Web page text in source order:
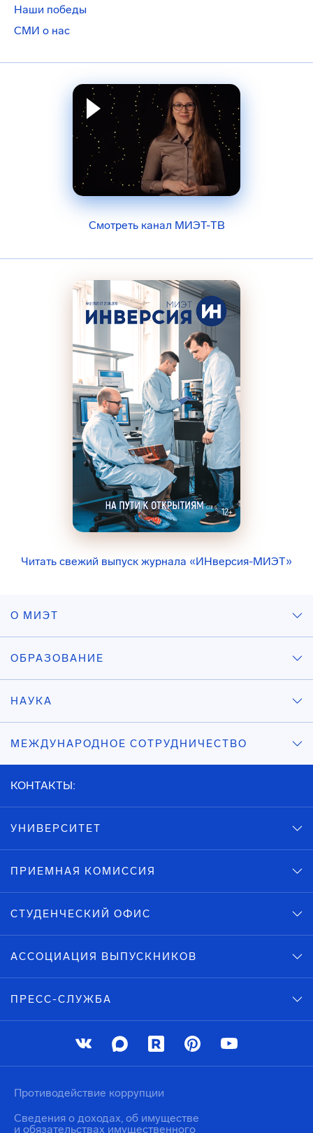
Наши победы
СМИ о нас
Смотреть канал МИЭТ-ТВ
Читать свежий выпуск журнала «ИНверсия-МИЭТ»
О МИЭТ
ОБРАЗОВАНИЕ
НАУКА
МЕЖДУНАРОДНОЕ СОТРУДНИЧЕСТВО
КОНТАКТЫ:
УНИВЕРСИТЕТ
ПРИЕМНАЯ КОМИССИЯ
СТУДЕНЧЕСКИЙ ОФИС
АССОЦИАЦИЯ ВЫПУСКНИКОВ
ПРЕСС-СЛУЖБА
Противодействие коррупции
Сведения о доходах, об имуществе
и обязательствах имущественного